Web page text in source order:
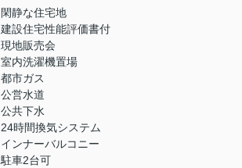
閑静な住宅地
建設住宅性能評価書付
現地販売会
室内洗濯機置場
都市ガス
公営水道
公共下水
24時間換気システム
インナーバルコニー
駐車2台可